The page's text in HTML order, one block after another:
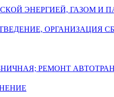
ЭНЕРГИЕЙ, ГАЗОМ И
ОРГАНИЗАЦИЯ
РЕМОНТ